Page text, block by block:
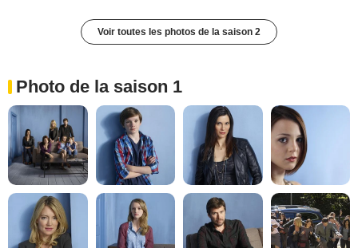
Voir toutes les photos de la saison 2
Photo de la saison 1